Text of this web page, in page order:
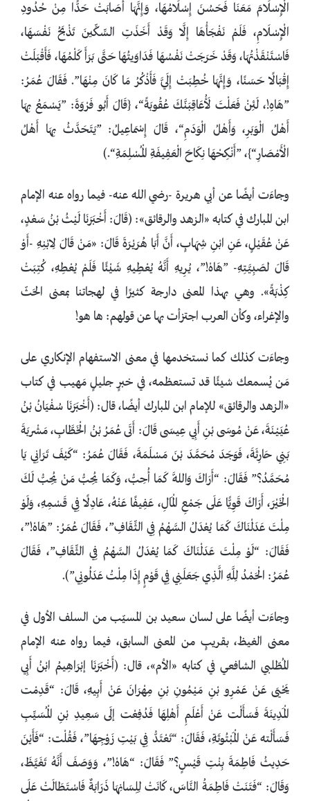
الْإِسْلَامَ مَعَنَا فَحَسُنَ إِسْلَامُهَا، وَإِنَّهَا أَصَابَتْ حَدًّا مِنْ حُدُودِ
الْإِسْلَامِ، فَلَمْ نَفْجَأْهَا إِلَّا وَقَدْ أَخَذَتِ السِّكِّينَ تَذْبَحُ نَفْسَهَا،
فَاسْتَنْقَذْتُهَا، وَقَدْ خَرَجَتْ نَفْسُهَا فَدَاوَيتُهَا حَتَّى بَرَأَ كَلْمُهَا، فَأَقْبَلَتْ
إِقْبَالًا حَسَنًا، وَإِنَّهَا خُطِبَتْ إِلَيَّ فَأَذْكُرُ مَا كَانَ مِنْهَا”. فَقَالَ عُمَرُ:
”‌هَاهِ!، لَئِنْ فَعَلْتَ لَأُعَاقِبَنَّكَ عُقُوبَةً“، {قَالَ أَبُو فَرْوَةَ: ”يَسْمَعُ بِهَا
أَهْلُ الْوَبَرِ، وَأَهْلُ الْوَدَمِ“، قَالَ إِسْمَاعِيلُ: ”يَتَحَدَّثُ بِهَا أَهْلُ
الْأَمْصَارِ“}، ”أَنْكِحْهَا نِكَاحَ الْعَفِيفَةِ الْمُسْلِمَةِ“.)
وجاءَت أيضًا عن أبي هريرة -رضي الله عنه- فيما رواه عنه الإمام
ابن المبارك في كتابه «الزهد والرقائق»: (قَالَ: أَخْبَرَنَا لَيْثُ بْنُ سَعْدٍ،
عَنْ عُقَيْلٍ، عَنِ ابْنِ شِهَابٍ، أَنَّ أَبَا هُرَيْرَةَ قَالَ: «مَنْ قَالَ لِابْنِهِ -أَوْ
قَالَ لصَبِيَّتِهِ- ‌”هَاهْ!”، يُرِيهِ أَنَّهُ يُعْطِيهِ شَيْئًا فَلَمْ يُعْطِهِ، كُتِبَتْ
كِذْبَةً». وهي بهذا المعنى دارجة كثيرًا في لهجاتنا بمعنى الحَثّ
والإغراء، وكأن العرب اجتزأت بها عن قولهم: ها هو!
وجاءَت كذلك كما نستخدمها في معنى الاستفهام الإنكاري على
مَن يُسمعك شيئًا قد تستعظمه، في خبرٍ جليلٍ مَهيب في كتاب
«الزهد والرقائق» للإمام ابن المبارك أيضًا، قال: (أَخْبَرَنَا سُفْيَانُ بْنُ
عُيَيْنَةَ، عَنْ مُوسَى بْنِ أَبِي عِيسَى قَالَ: أَتَى عُمَرُ بْنُ الْخَطَّابِ، مَشْربَةَ
بَنِي حَارِثَةَ، فَوَجَدَ مُحَمَّدَ بْنَ مَسْلَمَةَ، فَقَالَ عُمَرُ: “كَيْفَ تَرَانِي يَا
مُحَمَّدُ؟” فَقَالَ: “أَرَاكَ وَاللَّهِ كَمَا أُحِبُّ، وَكَمَا يُحِبُّ مَنْ يُحِبُّ لَكَ
الْخَيْرَ، أَرَاكَ قَوِيًّا عَلَى جَمْعِ الْمَالِ، عَفِيفًا عَنْهُ، عَادِلًا فِي قَسْمِهِ، وَلَوْ
مِلْتَ عَدَلْنَاكَ كَمَا يُعْدَلُ السَّهْمُ فِي الثِّقَافِ”، فَقَالَ عُمَرُ: ‌”هَاهْ!”،
فَقَالَ: “لَوْ مِلْتَ عَدَلْنَاكَ كَمَا يُعْدَلُ السَّهْمُ فِي الثِّقَافِ”، فَقَالَ
عُمَرُ: الْحَمْدُ لِلَّهِ الَّذِي جَعَلَنِي فِي قَوْمٍ إِذَا مِلْتُ عَدَلُونِي”).
وجاءَت أيضًا على لسان سعيد بن المسيّب من السلف الأول في
معنى الغيظ، بقريبٍ من المعنى السابق، فيما رواه عنه الإمام
المُطّلبي الشافعي في كتابه «الأم»، قال: (أَخْبَرَنَا إبْرَاهِيمُ ابْنُ أَبِي
يَحْيَى عَنْ عَمْرِو بْنِ مَيْمُونِ بْنِ مِهْرَانَ عَنْ أَبِيهِ، قَالَ: “قَدِمْت
الْمَدِينَةَ فَسَأَلْت عَنْ أَعْلَمِ أَهْلِهَا فَدُفِعْت إلَى سَعِيدِ بْنِ الْمُسَيِّبِ
فَسَأَلْته عَنْ الْمَبْتُوتَةِ، فَقَالَ: “تَعْتَدُّ فِي بَيْتِ زَوْجِهَا”، فَقُلْت: “فَأَيْنَ
حَدِيثُ فَاطِمَةَ بِنْتِ قَيْسٍ؟” فَقَالَ: “هَاهْ!”، وَوَصَفَ أَنَّهُ تَغَيَّظَ،
وَقَالَ: “فَتَنَتْ فَاطِمَةُ النَّاسَ، كَانَتْ لِلِسَانِهَا ذَرَابَةٌ فَاسْتَطَالَتْ عَلَى